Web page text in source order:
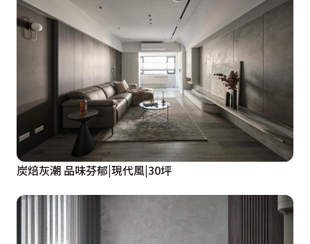
炭焙灰潮 品味芬郁|現代風|30坪